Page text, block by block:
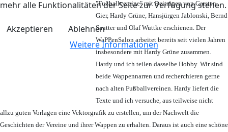
mehr alle Funktionalitäten der Seite zur Verfügung stehen.
Akzeptieren
Ablehnen
Weitere Informationen
"Fußballvereine" mit Beiträgen von Carsten
Gier, Hardy Grüne, Hansjürgen Jablonski, Bernd
Sautter und Olaf Wuttke erschienen. Der
WaPPenSalon arbeitet bereits seit vielen Jahren
insbesondere mit Hardy Grüne zusammen.
Hardy und ich teilen dasselbe Hobby. Wir sind
beide Wappennarren und recherchieren gerne
nach alten Fußballvereinen. Hardy liefert die
Texte und ich versuche, aus teilweise nicht
allzu guten Vorlagen eine Vektorgrafik zu erstellen, um der Nachwelt die
Geschichten der Vereine und ihrer Wappen zu erhalten. Daraus ist auch eine schöne